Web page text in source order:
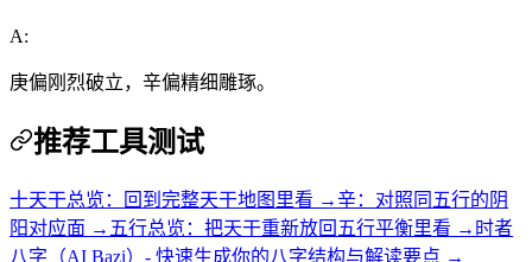
A:
庚偏刚烈破立，辛偏精细雕琢。
推荐工具测试
十天干总览：回到完整天干地图里看 →辛：对照同五行的阴
阳对应面 → 五行总览：把天干重新放回五行平衡里看 → 时者
八字（AI Bazi）- 快速生成你的八字结构与解读要点 →